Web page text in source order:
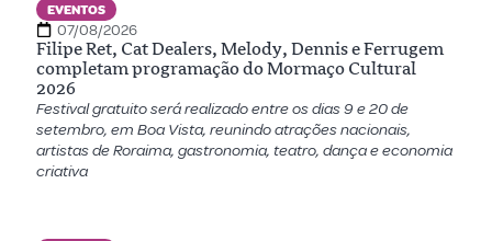
EVENTOS
07/08/2026
Filipe Ret, Cat Dealers, Melody, Dennis e Ferrugem
completam programação do Mormaço Cultural
2026
Festival gratuito será realizado entre os dias 9 e 20 de
setembro, em Boa Vista, reunindo atrações nacionais,
artistas de Roraima, gastronomia, teatro, dança e economia
criativa